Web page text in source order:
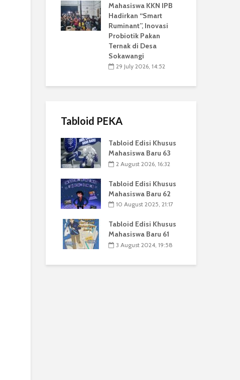
Mahasiswa KKN IPB
Hadirkan “Smart
Ruminant”, Inovasi
Probiotik Pakan
Ternak di Desa
Sokawangi
29 July 2026, 14:52
Tabloid PEKA
Tabloid Edisi Khusus
Mahasiswa Baru 63
2 August 2026, 16:32
Tabloid Edisi Khusus
Mahasiswa Baru 62
10 August 2025, 21:17
Tabloid Edisi Khusus
Mahasiswa Baru 61
3 August 2024, 19:58